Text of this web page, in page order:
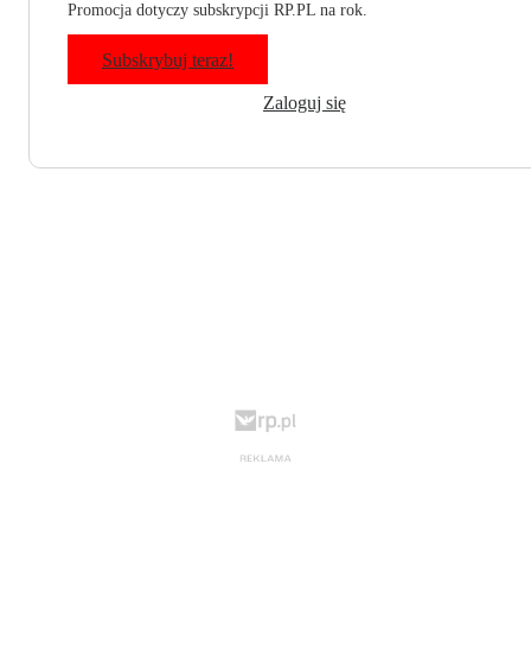
Promocja dotyczy subskrypcji RP.PL na rok.
Subskrybuj teraz!
Zaloguj się